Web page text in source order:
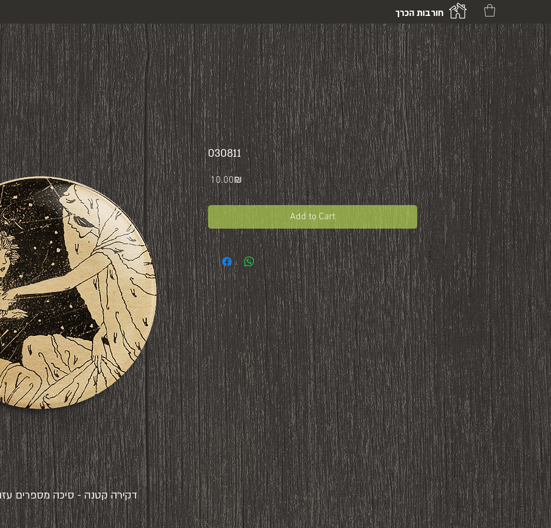
חורבות הכרך
דקירה קטנה - סיכה מספרים עזובים
030811
‏10.00 ‏₪Price
Add to Cart